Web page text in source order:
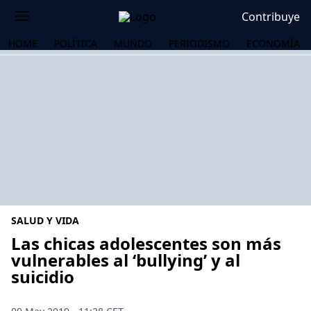
Contribuye
HOME POLÍTICA MUNDO PERIODISMO ECONOMÍA
SALUD Y VIDA
Las chicas adolescentes son más
vulnerables al ‘bullying’ y al
suicidio